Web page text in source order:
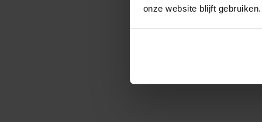
onze website blijft gebruiken.